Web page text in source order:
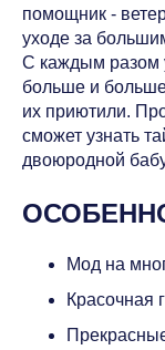
помощник -
уходе за
С каждым разом
больше и
их приютили.
сможет узнать
двоюродной
Мод на
Красочная